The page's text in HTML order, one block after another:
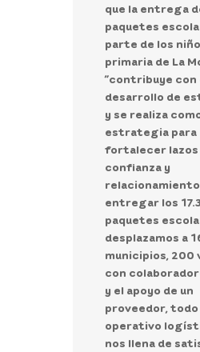
que la entrega
paquetes
parte de los
primaria de La
“contribuye con
desarrollo de
y se realiza
estrategia para
fortalecer lazos
confianza y
entregar los
paquetes
desplazamos a
municipios, 200
con
y el apoyo de un
proveedor, todo
operativo
nos llena de